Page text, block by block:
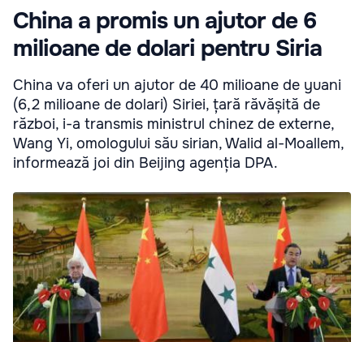
China a promis un ajutor de 6
milioane de dolari pentru Siria
China va oferi un ajutor de 40 milioane de yuani
(6,2 milioane de dolari) Siriei, țară răvășită de
război, i-a transmis ministrul chinez de externe,
Wang Yi, omologului său sirian, Walid al-Moallem,
informează joi din Beijing agenția DPA.